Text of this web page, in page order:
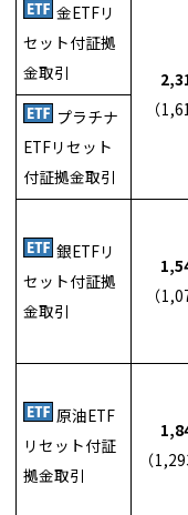
金ETFリ
セット付証拠
金取引
（
プラチナ
ETFリセット
付証拠金取引
銀ETFリ
セット付証拠
金取引
（
原油ETF
リセット付証
拠金取引
（